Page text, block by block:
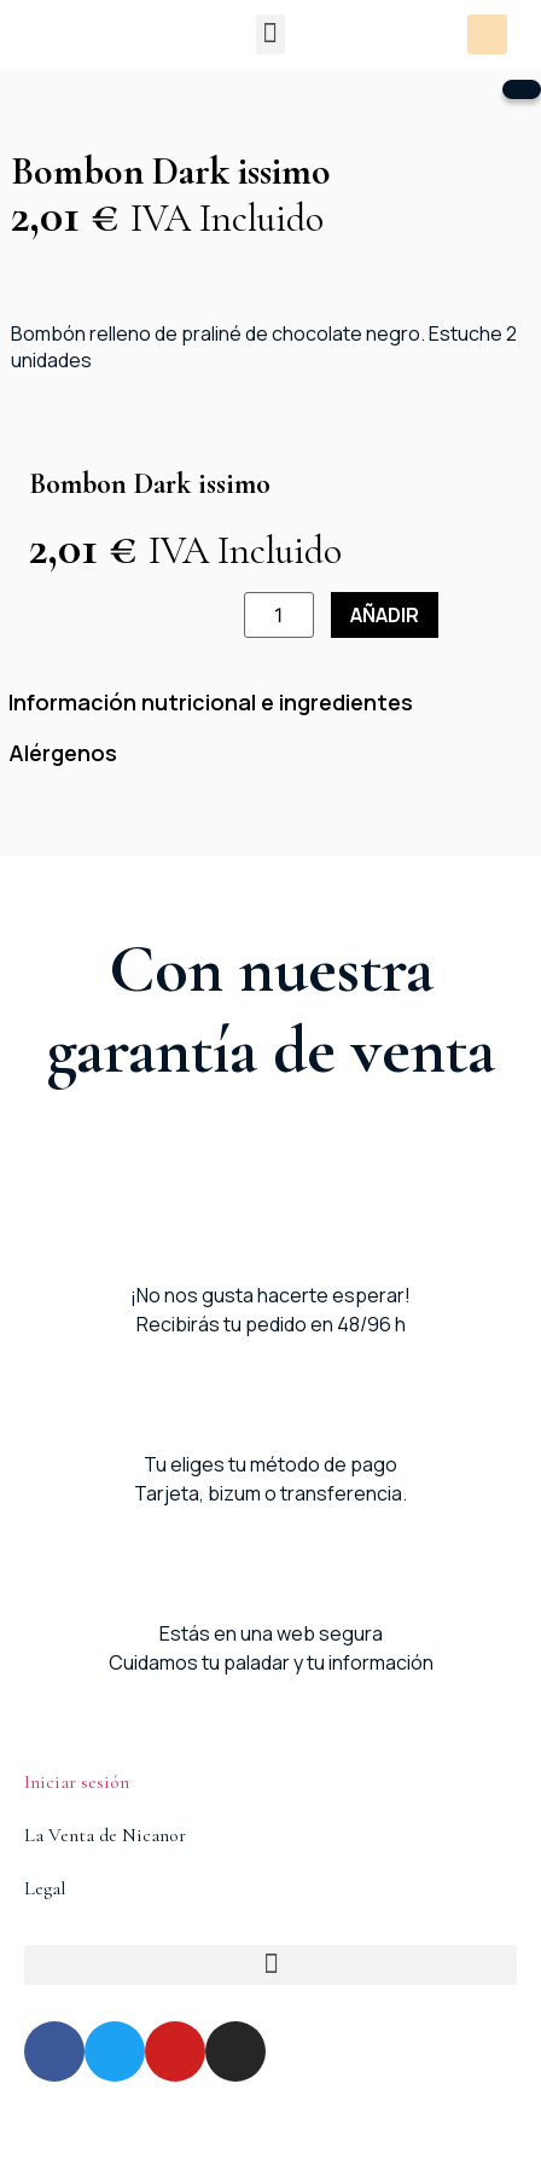
Bombon Dark issimo
2,01 € IVA Incluido
Bombón relleno de praliné de chocolate negro. Estuche 2
unidades
Bombon Dark issimo
2,01 € IVA Incluido
AÑADIR
Información nutricional e ingredientes
Alérgenos
Con nuestra
garantía de venta
¡No nos gusta hacerte esperar!
Recibirás tu pedido en 48/96 h
Tu eliges tu método de pago
Tarjeta, bizum o transferencia.
Estás en una web segura
Cuidamos tu paladar y tu información
Iniciar sesión
La Venta de Nicanor
Legal